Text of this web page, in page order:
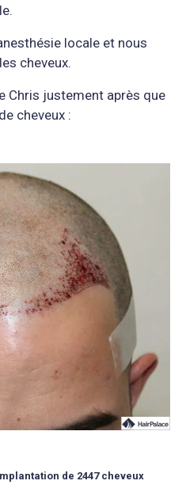
locale et nous
cheveux.
Chris justement après que
cheveux :
de 2447 cheveux